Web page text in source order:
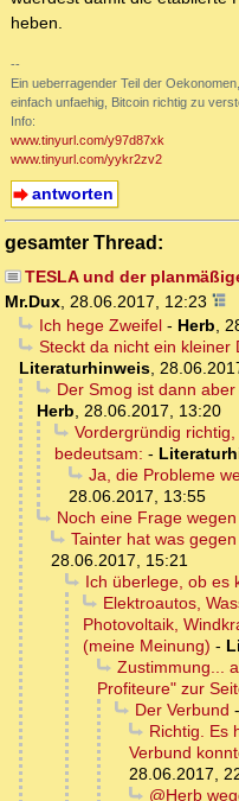
heben.
--
Ein ueberragender Teil der
einfach unfaehig, Bitcoin richtig zu
Info:
www.tinyurl.com/y97d87xk
www.tinyurl.com/yykr2zv2
antworten
gesamter Thread:
TESLA und der
Mr.Dux, 28.06.2017, 12:23
Ich hege Zweifel- Herb,
Steckt da nicht ein kleiner
Literaturhinweis,
Der Smog ist dann
Herb, 28.06.2017, 13:20
Vordergründig
bedeutsam: -
Ja, die Probleme
28.06.2017, 13:55
Noch eine Frage
Tainter hat was
28.06.2017, 15:21
Ich überlege, ob es
Elektroautos,
Photovoltaik,
(meine Meinung) -
Zustimmung...
Profiteure" zur
Der Verbund -
Richtig. Es
Verbund
28.06.2017,
@Herb